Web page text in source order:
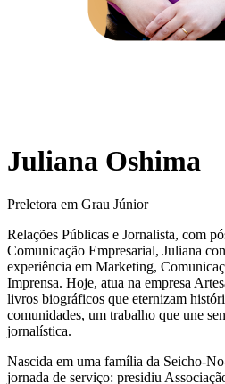
Juliana Oshima
Preletora em Grau Júnior
Relações Públicas e Jornalista, com
Comunicação Empresarial, Juliana
experiência em Marketing,
Imprensa. Hoje, atua na empresa
livros biográficos que eternizam
comunidades, um trabalho que une
jornalística.
Nascida em uma família da Seicho-
jornada de serviço: presidiu